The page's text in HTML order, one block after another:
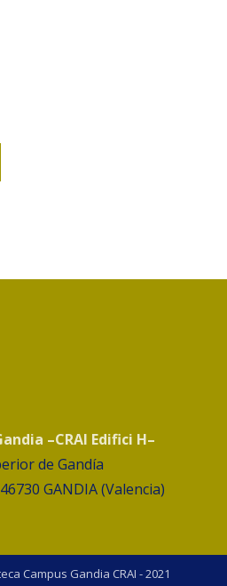
–CRAI Edifici H–
de Gandía
GANDIA (Valencia)
Campus Gandia CRAI - 2021